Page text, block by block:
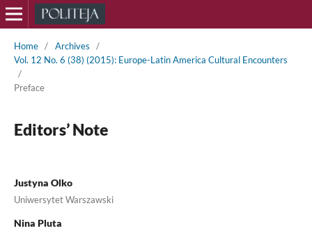
Home / Archives
/
Vol. 12 No. 6 (38) (2015): Europe-Latin America Cultural Encounters
/
Preface
Editors’ Note
Justyna Olko
Uniwersytet Warszawski
Nina Pluta